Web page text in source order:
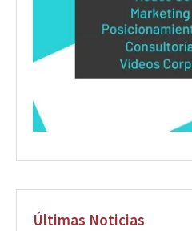
Últimas Noticias